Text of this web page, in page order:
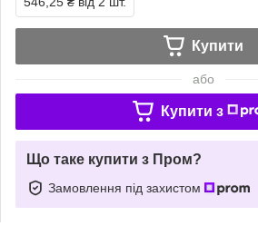
Купити
або
Купити з
Що таке купити з Пром?
Замовлення під захистом